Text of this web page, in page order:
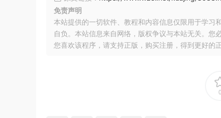
免责声明
本站提供的一切软件、教程和内容信息仅限用于学习
自负。本站信息来自网络，版权争议与本站无关。
您喜欢该程序，请支持正版，购买注册，得到更好的
0